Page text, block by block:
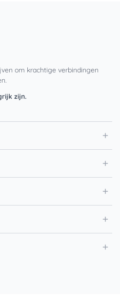
om krachtige verbindingen
zijn.